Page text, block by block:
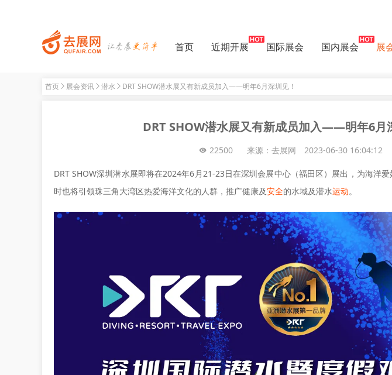
首页 近期开展 国际展会 国内展会 展
首页 展会资讯 潜水 DRT SHOW潜水展又有新成员加入——明年6月深圳见！
DRT SHOW潜水展又有新成员加入——明年6月
22500 来源：去展网 2023-06-30 16:04:12
DRT SHOW深圳潜水展即将在2024年6月21-23日在深圳会展中心（福田区）展出，为海洋
时也将引领珠三角大湾区热爱海洋文化的人群，推广健康及安全的水域及潜水运动。